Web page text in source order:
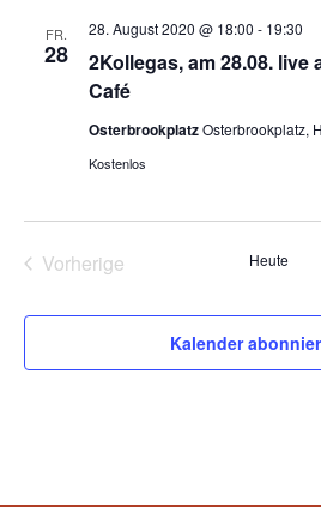
FR.
28
2Kollegas, am 28.08. live
Café
28. August 2020 @ 18:00 - 19:30
OsterbrookplatzOsterbrookplatz,
Kostenlos
Vorherige
Heute
Kalender